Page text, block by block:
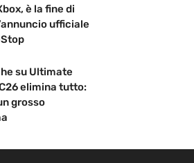
è la fine di
ufficiale
su Ultimate
elimina tutto:
grosso